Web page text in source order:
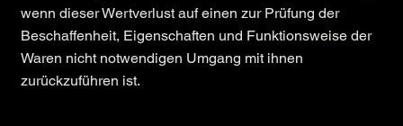
wenn dieser Wertverlust auf einen zur Prüfung der
Beschaffenheit, Eigenschaften und Funktionsweise der
Waren nicht notwendigen Umgang mit ihnen
zurückzuführen ist.